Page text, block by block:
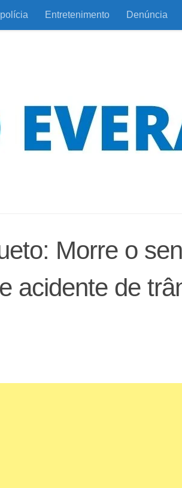
Entretenimento Denúncia
Morre o
acidente de